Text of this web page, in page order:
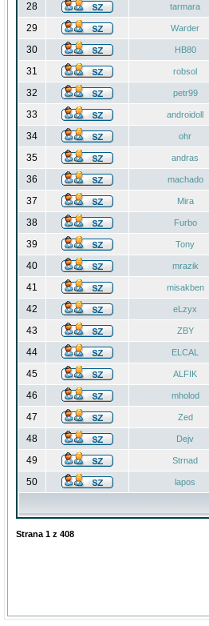
28 tarmara
29 Warder
30 HB80
31 robsol
32 petr99
33 androidoll
34 ohr
35 andras
36 machado
37 Mira
38 Furbo
39 Tony
40 mrazik
41 misakben
42 eLzyx
43 ZBY
44 ELCAL
45 ALFIK
46 mholod
47 Zed
48 Dejv
49 Strnad
50 lapos
Strana 1 z 408